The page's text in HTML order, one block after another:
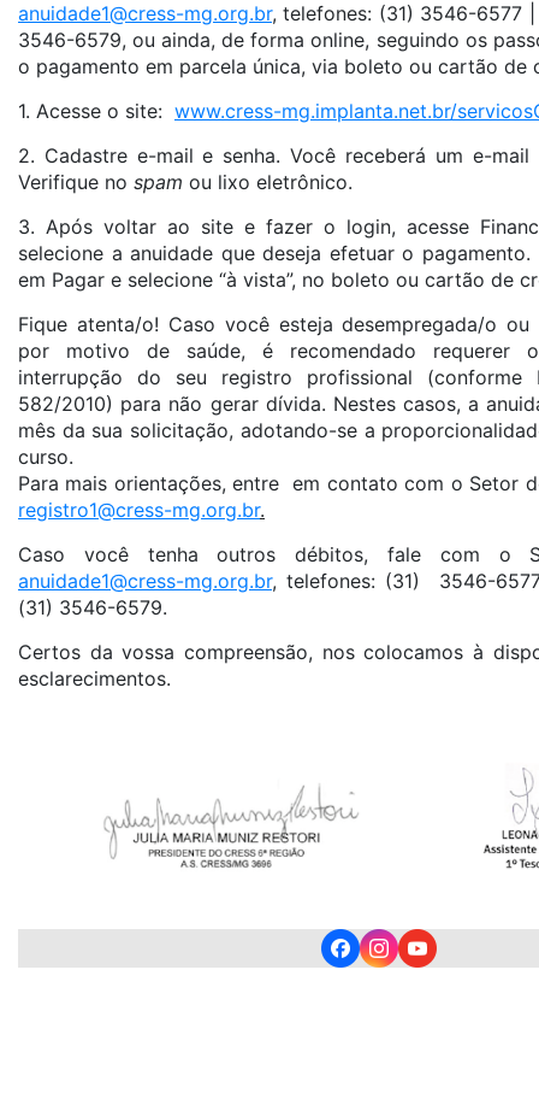
anuidade1@cress-mg.org.br, telefones: (31) 3546-6577
3546-6579, ou ainda, de forma online, seguindo os
o pagamento em parcela única, via boleto ou cartão de
1. Acesse o site: www.cress-mg.implanta.net.br/
2. Cadastre e-mail e senha. Você receberá um e-
Verifique no spam ou lixo eletrônico.
3. Após voltar ao site e fazer o login, acesse
selecione a anuidade que deseja efetuar o
em Pagar e selecione “à vista”, no boleto ou cartão de
Fique atenta/o! Caso você esteja desempregada/o
por motivo de saúde, é recomendado requerer
interrupção do seu registro profissional (conforme
582/2010) para não gerar dívida. Nestes casos, a
mês da sua solicitação, adotando-se a
curso.
Para mais orientações, entre em contato com o Setor
registro1@cress-mg.org.br.
Caso você tenha outros débitos, fale com o
anuidade1@cress-mg.org.br, telefones: (31) 3546-
(31) 3546-6579.
Certos da vossa compreensão, nos colocamos à
esclarecimentos.